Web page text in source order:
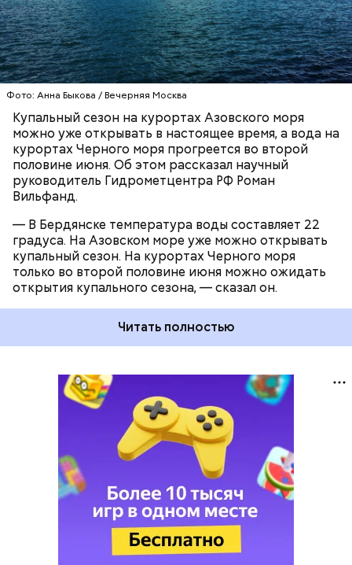
Фото: Анна Быкова / Вечерняя Москва
Купальный сезон на курортах Азовского моря
можно уже открывать в настоящее время, а вода на
курортах Черного моря прогреется во второй
половине июня. Об этом рассказал научный
руководитель Гидрометцентра РФ Роман
Вильфанд.
— В Бердянске температура воды составляет 22
градуса. На Азовском море уже можно открывать
купальный сезон. На курортах Черного моря
только во второй половине июня можно ожидать
открытия купального сезона, — сказал он.
до 19 градусов.
Читать полностью
ЧЕРНОЕ МОРЕ
ПОГОДА
КУПАЛЬНЫЙ СЕЗОН